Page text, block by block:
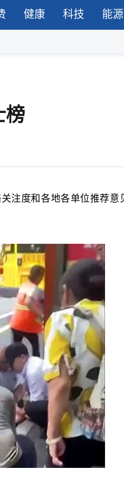
健康 科技 能源
榜
注度和各地各单位推荐意